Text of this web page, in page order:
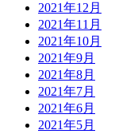
2021年12月
2021年11月
2021年10月
2021年9月
2021年8月
2021年7月
2021年6月
2021年5月